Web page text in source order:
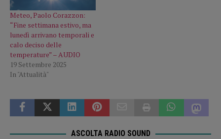
Meteo, Paolo Corazzon:
“Fine settimana estivo, ma
lunedì arrivano temporali e
calo deciso delle
temperature” – AUDIO
19 Settembre 2025
In "Attualità"
ASCOLTA RADIO SOUND